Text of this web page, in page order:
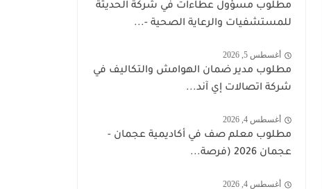
مطلوب مسؤول عطاءات في شركة الحديثة
للمستشفيات والرعاية الصحية -...
أغسطس 5, 2026
مطلوب مدير ضمان الهوامش والتكاليف في
شركة اتصالات إي آند...
أغسطس 4, 2026
مطلوب معلم صف في أكاديمية عجمان -
عجمان 2026 (فرصة...
أغسطس 4, 2026